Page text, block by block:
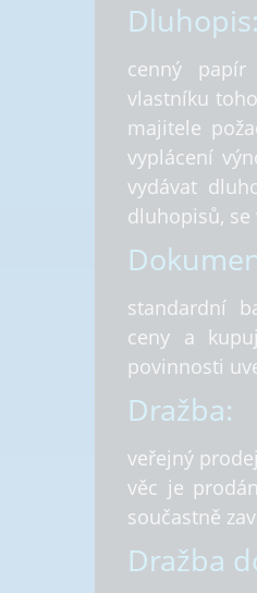
cenný papír
vlastníku
majitele
vyplácení
vydávat
dluhopisů,
standardní
ceny a
povinnosti
Dražba:
veřejný
věc je
součastně
Dražba